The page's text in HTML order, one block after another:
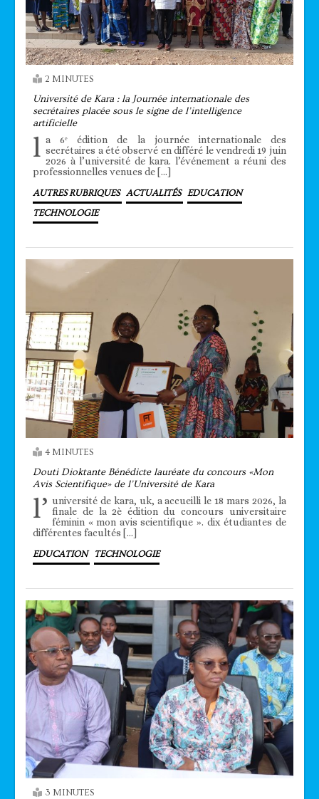
2 MINUTES
Université de Kara : la Journée internationale des
secrétaires placée sous le signe de l’intelligence
artificielle
l a 6ᵉ édition de la journée internationale des
secrétaires a été observé en différé le vendredi 19 juin
2026 à l’université de kara. l’événement a réuni des
professionnelles venues de […]
AUTRES RUBRIQUES ACTUALITÉS EDUCATION
TECHNOLOGIE
4 MINUTES
Douti Dioktante Bénédicte lauréate du concours «Mon
Avis Scientifique» de l’Université de Kara
l’ université de kara, uk, a accueilli le 18 mars 2026, la
finale de la 2è édition du concours universitaire
féminin « mon avis scientifique ». dix étudiantes de
différentes facultés […]
EDUCATION TECHNOLOGIE
3 MINUTES